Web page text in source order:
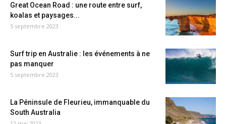
Great Ocean Road : une route entre surf,
koalas et paysages...
5 septembre 2023
Surf trip en Australie : les événements à ne
pas manquer
5 septembre 2023
La Péninsule de Fleurieu, immanquable du
South Australia